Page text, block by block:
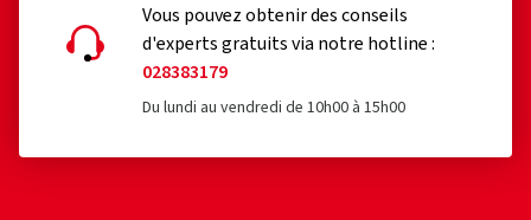
Vous pouvez obtenir des conseils
d'experts gratuits via notre hotline :
028383179
Du lundi au vendredi de 10h00 à 15h00